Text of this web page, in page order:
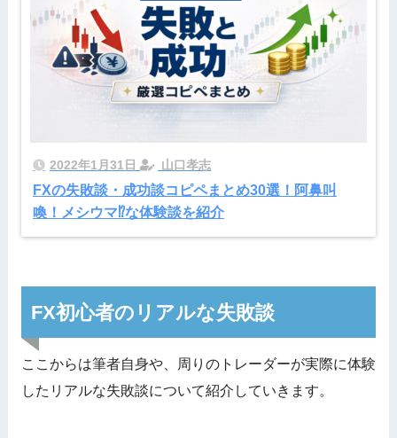
2022年1月31日 山口孝志
FXの失敗談・成功談コピペまとめ30選！阿鼻叫
喚！メシウマ⁉な体験談を紹介
FX初心者のリアルな失敗談
ここからは筆者自身や、周りのトレーダーが実際に体験
したリアルな失敗談について紹介していきます。